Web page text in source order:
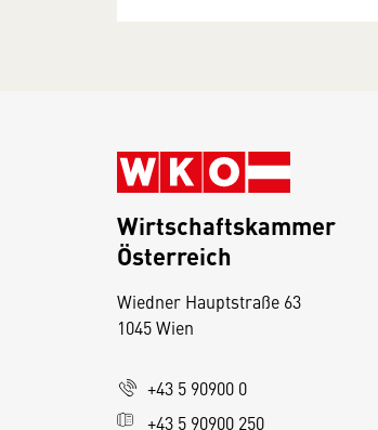
Wirtschaftskammer
Österreich
Wiedner Hauptstraße 63
1045 Wien
+43 5 90900 0
+43 5 90900 250